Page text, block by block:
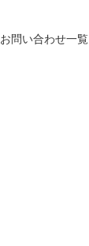
お問い合わせ一覧